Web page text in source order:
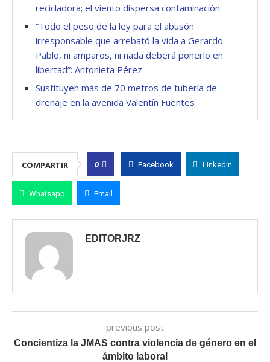
recicladora; el viento dispersa contaminación
“Todo el peso de la ley para el abusón
irresponsable que arrebató la vida a Gerardo
Pablo, ni amparos, ni nada deberá ponerlo en
libertad”: Antonieta Pérez
Sustituyen más de 70 metros de tubería de
drenaje en la avenida Valentín Fuentes
COMPARTIR 0 Facebook Linkedin
Whatsapp Email
EDITORJRZ
previous post
Concientiza la JMAS contra violencia de género en el
ámbito laboral